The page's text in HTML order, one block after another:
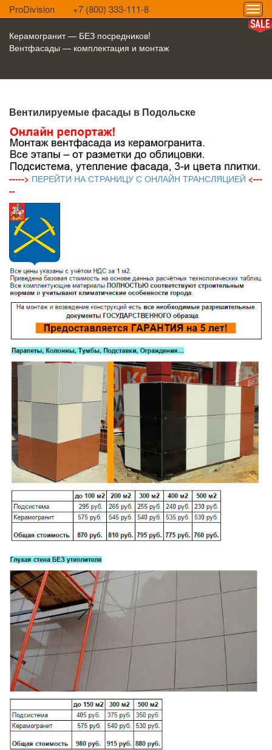
ProDivision +7 (800) 333-111-8
Керамогранит — БЕЗ посредников!
Вентфасады — комплектация и монтаж
Вентилируемые фасады в Подольске
-----> ПЕРЕЙТИ НА СТРАНИЦУ С ОНЛАЙН ТРАНСЛЯЦИЕЙ <---
--